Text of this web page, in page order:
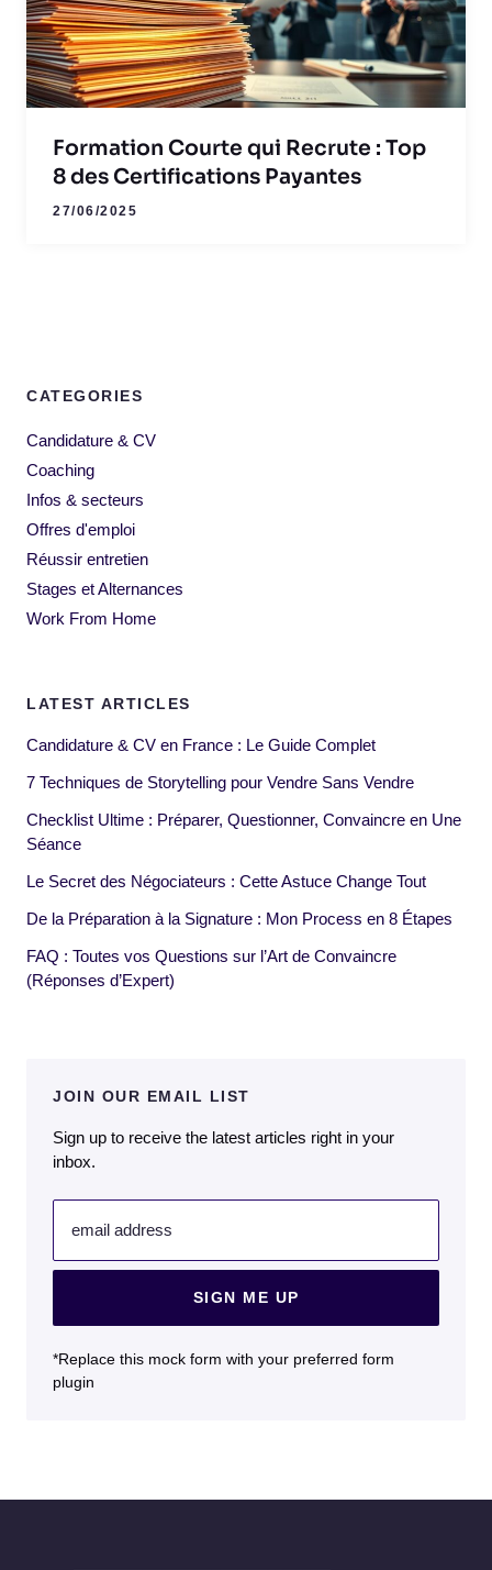
Formation Courte qui Recrute : Top
8 des Certifications Payantes
27/06/2025
CATEGORIES
Candidature & CV
Coaching
Infos & secteurs
Offres d'emploi
Réussir entretien
Stages et Alternances
Work From Home
LATEST ARTICLES
Candidature & CV en France : Le Guide Complet
7 Techniques de Storytelling pour Vendre Sans Vendre
Checklist Ultime : Préparer, Questionner, Convaincre en Une
Séance
Le Secret des Négociateurs : Cette Astuce Change Tout
De la Préparation à la Signature : Mon Process en 8 Étapes
FAQ : Toutes vos Questions sur l’Art de Convaincre
(Réponses d’Expert)
JOIN OUR EMAIL LIST
Sign up to receive the latest articles right in your
inbox.
email address
SIGN ME UP
*Replace this mock form with your preferred form
plugin